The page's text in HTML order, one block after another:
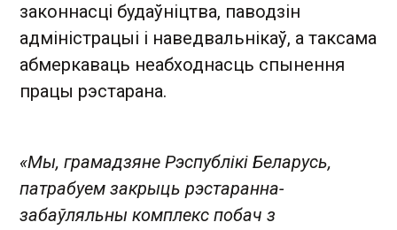
законнасці будаўніцтва, паводзін
адміністрацыі і наведвальнікаў, а таксама
абмеркаваць неабходнасць спынення
працы рэстарана.
«Мы, грамадзяне Рэспублікі Беларусь,
патрабуем закрыць рэстаранна-
забаўляльны комплекс побач з